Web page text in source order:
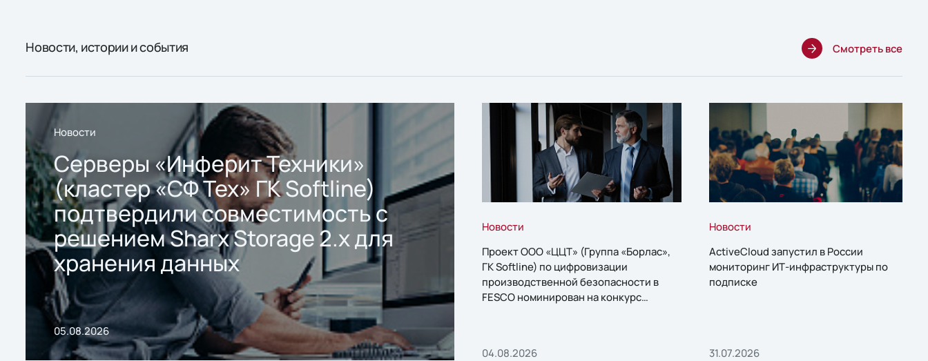
Новости, истории и события Смотреть все
Новости
Серверы «Инферит Техники»
(кластер «СФ Тех» ГК Softline)
подтвердили совместимость с
решением Sharx Storage 2.x для
хранения данных
05.08.2026
Новости
Проект ООО «ЦЦТ» (Группа «Борлас»,
ГК Softline) по цифровизации
производственной безопасности в
FESCO номинирован на конкурс
04.08.2026
Новости
ActiveCloud запустил в России
мониторинг ИТ-инфраструктуры по
подписке
31.07.2026